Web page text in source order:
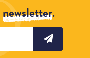
newsletter.